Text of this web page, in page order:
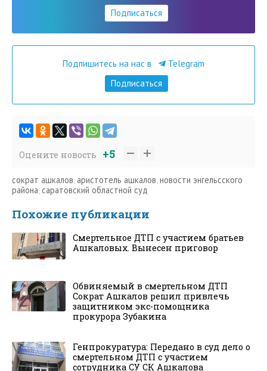
Подписаться
Подпишитесь на нас в
Telegram
Подписаться
Оцените новость +5
сократ ашкалов, аристотель ашкалов,новости энгельсского
района, саратовский областной суд
Похожие публикации
Смертельное ДТП с участием братьев
Ашкаловых. Вынесен приговор
Обвиняемый в смертельном ДТП
Сократ Ашкалов решил привлечь
защитником экс-помощника
прокурора Зубакина
Генпрокуратура: Передано в суд дело о
смертельном ДТП с участием
сотрудника СУ СК Ашкалова